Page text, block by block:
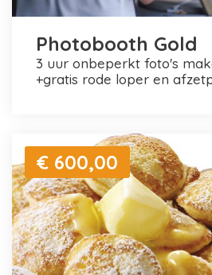
Photobooth Gold
3 uur onbeperkt foto's maken en printen
+gratis rode loper en
€ 600,00